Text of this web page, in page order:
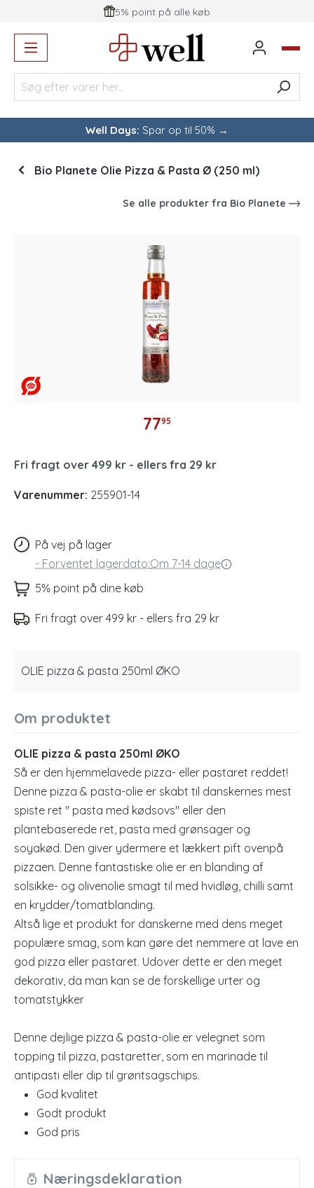
5% point på alle køb
Well Days: Spar op til 50% →
Bio Planete Olie Pizza & Pasta Ø (250 ml)
Se alle produkter fra Bio Planete
7795
Fri fragt over 499 kr - ellers fra 29 kr
Varenummer: 255901-14
På vej på lager
- Forventet lagerdato:Om 7-14 dage
5% point på dine køb
Fri fragt over 499 kr - ellers fra 29 kr
OLIE pizza & pasta 250ml ØKO
Om produktet
OLIE pizza & pasta 250ml ØKO
Så er den hjemmelavede pizza- eller pastaret reddet!
Denne pizza & pasta-olie er skabt til danskernes mest
spiste ret " pasta med kødsovs" eller den
plantebaserede ret, pasta med grønsager og
soyakød. Den giver ydermere et lækkert pift ovenpå
pizzaen. Denne fantastiske olie er en blanding af
solsikke- og olivenolie smagt til med hvidløg, chilli samt
en krydder/tomatblanding.
Altså lige et produkt for danskerne med dens meget
populære smag, som kan gøre det nemmere at lave en
god pizza eller pastaret. Udover dette er den meget
dekorativ, da man kan se de forskellige urter og
tomatstykker
Denne dejlige pizza & pasta-olie er velegnet som
topping til pizza, pastaretter, som en marinade til
antipasti eller dip til grøntsagschips.
God kvalitet
Godt produkt
God pris
Næringsdeklaration